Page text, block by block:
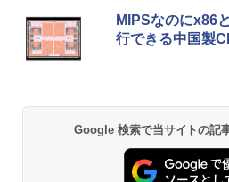
￥8,580
Anker
￥5,990
Anker
￥4,990
BRUCE
[Explicit]
BRUCE
[Explicit]
￥250
【Amazon.co.jp
ET ラベルレス
by Amazon 天然
富士山の天然水
ウォーター ペ
ットル (Smart
薬屋のひとりご
ンガンコミック
異世界居酒屋「
エース)
￥832
MIPSなのにx86
行できる中国製
Google 検索で当サイトの記